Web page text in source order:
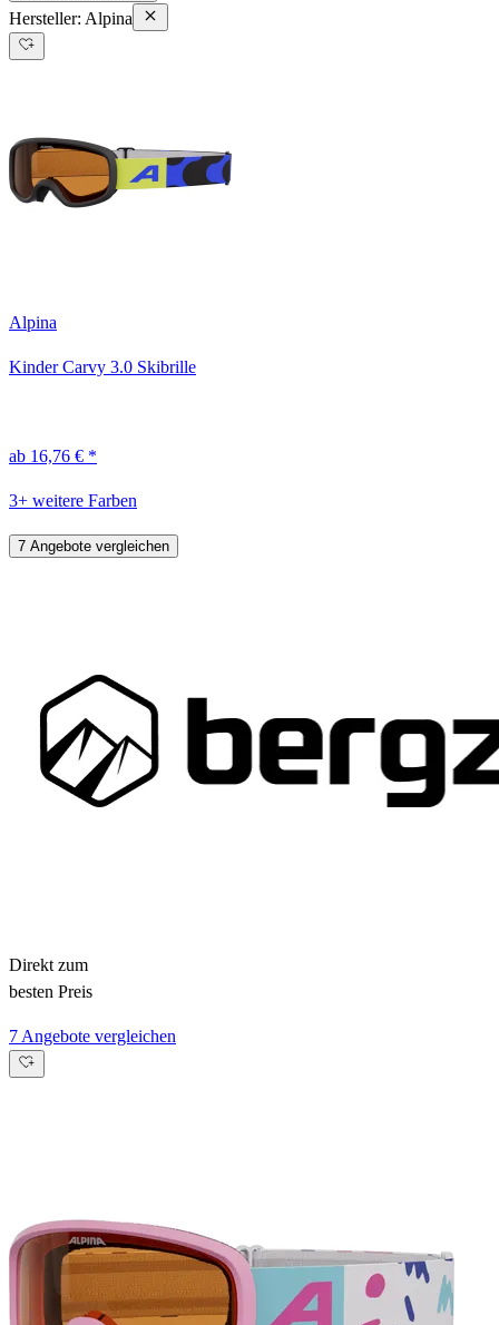
Hersteller: Alpina
Alpina
Kinder Carvy 3.0 Skibrille
ab 16,76 € *
3+ weitere Farben
7 Angebote vergleichen
Direkt zum
besten Preis
7 Angebote vergleichen